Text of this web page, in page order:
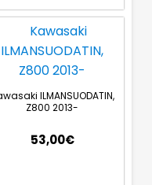
ILMANSUODATIN,
Z800 2013-
53,00€